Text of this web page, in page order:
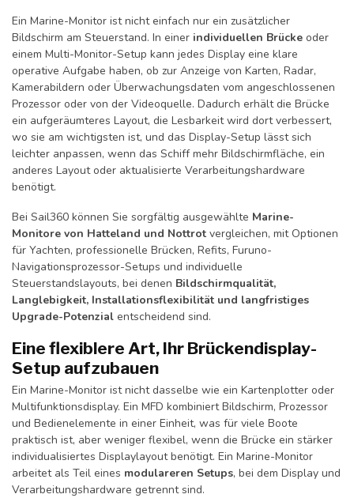
Ein Marine-Monitor ist nicht einfach nur ein zusätzlicher
Bildschirm am Steuerstand. In einer individuellen Brücke oder
einem Multi-Monitor-Setup kann jedes Display eine klare
operative Aufgabe haben, ob zur Anzeige von Karten, Radar,
Kamerabildern oder Überwachungsdaten vom angeschlossenen
Prozessor oder von der Videoquelle. Dadurch erhält die Brücke
ein aufgeräumteres Layout, die Lesbarkeit wird dort verbessert,
wo sie am wichtigsten ist, und das Display-Setup lässt sich
leichter anpassen, wenn das Schiff mehr Bildschirmfläche, ein
anderes Layout oder aktualisierte Verarbeitungshardware
benötigt.
Bei Sail360 können Sie sorgfältig ausgewählte Marine-
Monitore von Hatteland und Nottrot vergleichen, mit Optionen
für Yachten, professionelle Brücken, Refits, Furuno-
Navigationsprozessor-Setups und individuelle
Steuerstandslayouts, bei denen Bildschirmqualität,
Langlebigkeit, Installationsflexibilität und langfristiges
Upgrade-Potenzial entscheidend sind.
Eine flexiblere Art, Ihr Brückendisplay-
Setup aufzubauen
Ein Marine-Monitor ist nicht dasselbe wie ein Kartenplotter oder
Multifunktionsdisplay. Ein MFD kombiniert Bildschirm, Prozessor
und Bedienelemente in einer Einheit, was für viele Boote
praktisch ist, aber weniger flexibel, wenn die Brücke ein stärker
individualisiertes Displaylayout benötigt. Ein Marine-Monitor
arbeitet als Teil eines modulareren Setups, bei dem Display und
Verarbeitungshardware getrennt sind.